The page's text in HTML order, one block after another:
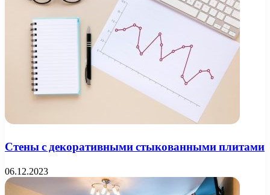
Стены с декоративными стыкованными плитами
06.12.2023